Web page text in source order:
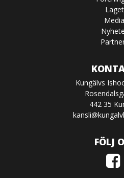
Laget
Media
Kungälvs
442 35
FÖLJ